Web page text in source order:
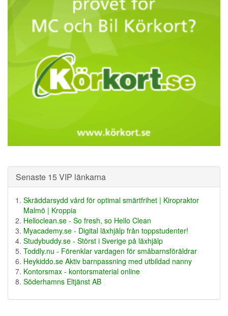
Senaste 15 VIP länkarna
Skräddarsydd vård för optimal smärtfrihet | Kiropraktor
Malmö | Kroppia
Helloclean.se - So fresh, so Hello Clean
Myacademy.se - Digital läxhjälp från toppstudenter!
Studybuddy.se - Störst i Sverige på läxhjälp
Toddly.nu - Förenklar vardagen för småbarnsföräldrar
Heykiddo.se Aktiv barnpassning med utbildad nanny
Kontorsmax - kontorsmaterial online
Söderhamns Eltjänst AB